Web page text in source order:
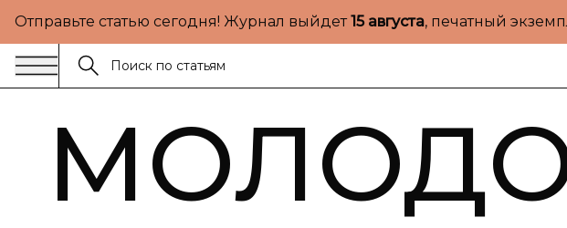
Отправьте статью сегодня! Журнал выйдет15 августа, печатный